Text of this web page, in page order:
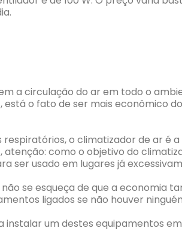
a circulação do ar em todo o
está o fato de ser mais econômico
o climatizador de ar é
atenção: como o objetivo do
ser usado em lugares já
não se esqueça de que a economia
ligados se não houver
instalar um destes equipamentos